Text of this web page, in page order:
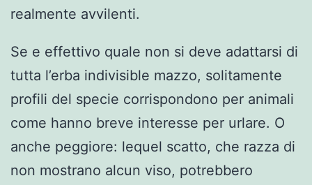
realmente avvilenti.
Se e effettivo quale non si deve adattarsi di
tutta l’erba indivisible mazzo, solitamente
profili del specie corrispondono per animali
come hanno breve interesse per urlare. O
anche peggiore: lequel scatto, che razza di
non mostrano alcun viso, potrebbero